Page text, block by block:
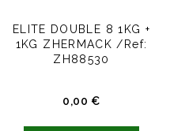
ELITE DOUBLE 8 1KG +
1KG ZHERMACK /Ref:
ZH88530
0,00 €Precio